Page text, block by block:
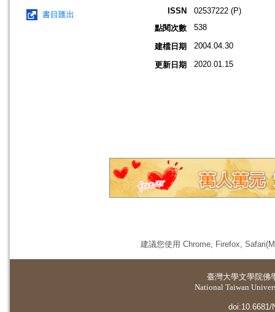
書目匯出
ISSN
02537222 (P)
點閱次數
538
建檔日期 2004.04.30
更新日期 2020.01.15
建議您使用 Chrome, Firefox,
臺灣大學文學院佛
National Taiwan
doi:10.6681/